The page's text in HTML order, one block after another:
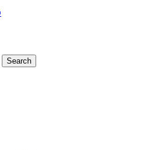
Search